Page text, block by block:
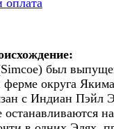
был
ферме округа
с Индиан Пэйл
останавливаются